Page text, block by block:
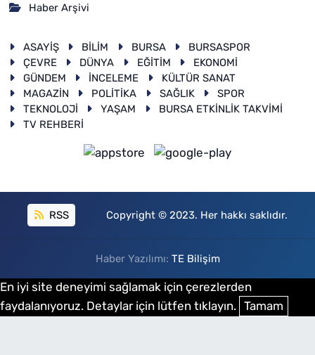
Haber Arşivi
ASAYİŞ BİLİM BURSA
BURSASPOR
ÇEVRE
DÜNYA EĞİTİM
EKONOMİ
GÜNDEM
İNCELEME
KÜLTÜR SANAT
MAGAZİN
POLİTİKA SAĞLIK
SPOR
TEKNOLOJİ
YAŞAM
BURSA ETKİNLİK TAKVİMİ
TV REHBERİ
RSS Copyright © 2023. Her hakkı saklıdır.
Haber Yazılımı: TE Bilişim
En iyi site deneyimi sağlamak için çerezlerden
faydalanıyoruz. Detaylar için lütfen tıklayın. Tamam